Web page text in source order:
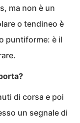
ma non è un
o tendineo è
puntiforme: è il
di corsa e poi
un segnale di